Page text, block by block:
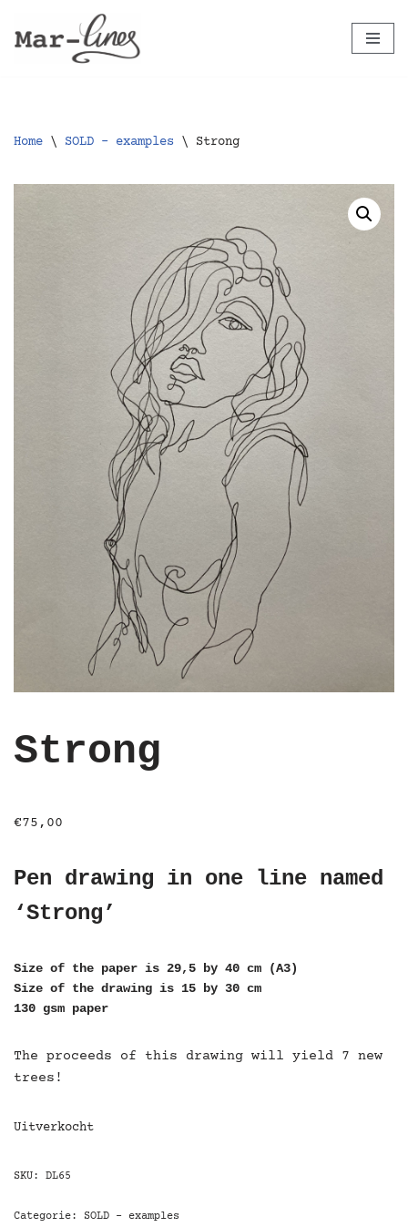
Ga
Home \ SOLD - examples \ Strong
Strong
€75,00
Pen drawing in one line named
‘Strong’
Size of the paper is 29,5 by 40 cm (A3)
Size of the drawing is 15 by 30 cm
130 gsm paper
The proceeds of this drawing will yield 7 new
trees!
Uitverkocht
SKU: DL65
Categorie: SOLD - examples